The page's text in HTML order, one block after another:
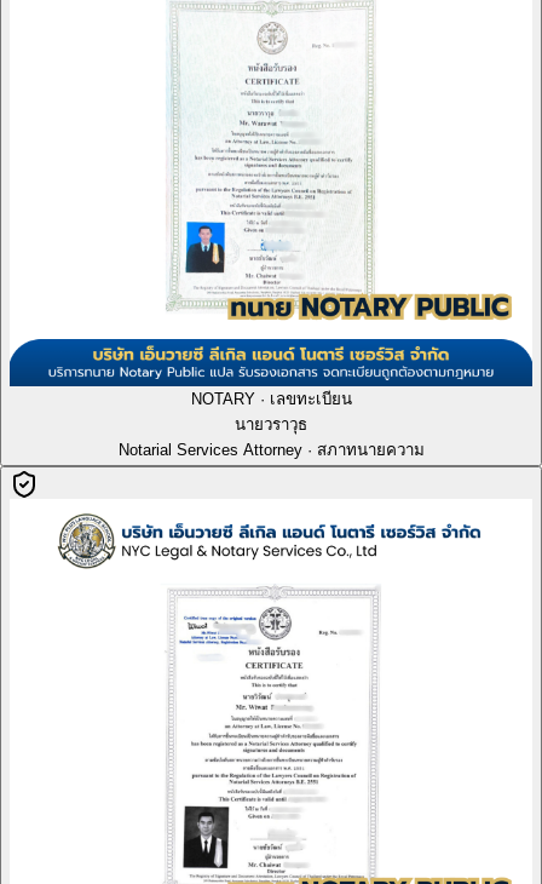
NOTARY · เลขทะเบียน
นายวราวุธ
Notarial Services Attorney · สภาทนายความ